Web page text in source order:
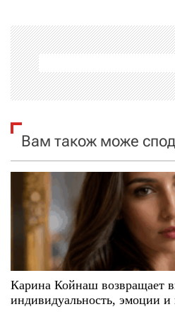
а
ц
і
а
п
с
і
Вам також може
Карина Койнаш возвращает
индивидуальность, эмоции и